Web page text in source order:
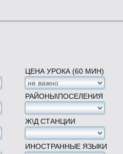
ЦЕНА УРОКА (60 МИН)
РАЙОНЫ\ПОСЕЛЕНИЯ
Ж\Д СТАНЦИИ
ИНОСТРАННЫЕ ЯЗЫКИ